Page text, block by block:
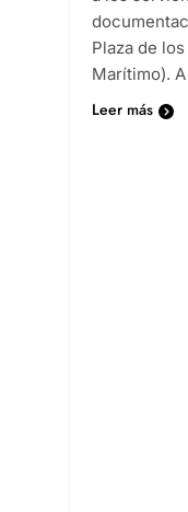
Plaza de
Marítimo).
Leer más